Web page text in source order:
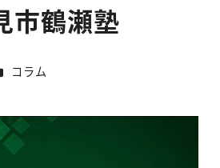
鶴瀬塾
テゴリー
コラム